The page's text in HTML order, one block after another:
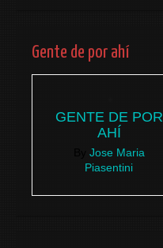
Gente de por ahí
GENTE DE POR
AHÍ
Jose Maria
Piasentini